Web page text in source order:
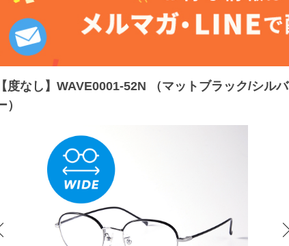
度なし】WAVE0001-52N （マットブラック/シルバ
）